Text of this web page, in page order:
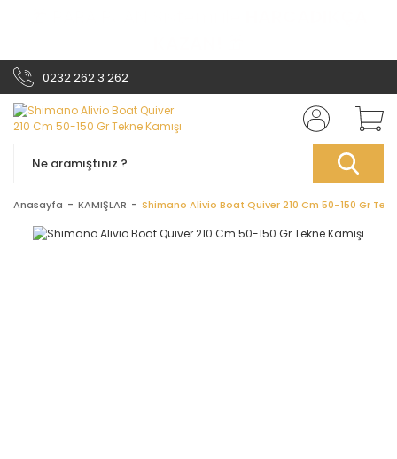
0232 262 3 262
Anasayfa KAMIŞLAR Shimano Alivio Boat Quiver 210 Cm 50-150 Gr